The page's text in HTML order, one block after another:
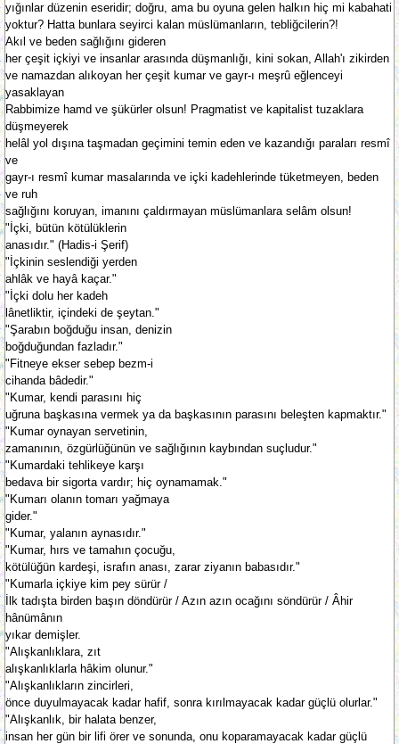
yığınlar düzenin eseridir; doğru, ama bu oyuna gelen halkın hiç mi kabahati
yoktur? Hatta bunlara seyirci kalan müslümanların, tebliğcilerin?!
Akıl ve beden sağlığını gideren
her çeşit içkiyi ve insanlar arasında düşmanlığı, kini sokan, Allah'ı zikirden
ve namazdan alıkoyan her çeşit kumar ve gayr-ı meşrû eğlenceyi
yasaklayan
Rabbimize hamd ve şükürler olsun! Pragmatist ve kapitalist tuzaklara
düşmeyerek
helâl yol dışına taşmadan geçimini temin eden ve kazandığı paraları resmî
ve
gayr-ı resmî kumar masalarında ve içki kadehlerinde tüketmeyen, beden
ve ruh
sağlığını koruyan, imanını çaldırmayan müslümanlara selâm olsun!
"İçki, bütün kötülüklerin
anasıdır." (Hadis-i Şerif)
"İçkinin seslendiği yerden
ahlâk ve hayâ kaçar."
"İçki dolu her kadeh
lânetliktir, içindeki de şeytan."
"Şarabın boğduğu insan, denizin
boğduğundan fazladır."
"Fitneye ekser sebep bezm-i
cihanda bâdedir."
"Kumar, kendi parasını hiç
uğruna başkasına vermek ya da başkasının parasını beleşten kapmaktır."
"Kumar oynayan servetinin,
zamanının, özgürlüğünün ve sağlığının kaybından suçludur."
"Kumardaki tehlikeye karşı
bedava bir sigorta vardır; hiç oynamamak."
"Kumarı olanın tomarı yağmaya
gider."
"Kumar, yalanın aynasıdır."
"Kumar, hırs ve tamahın çocuğu,
kötülüğün kardeşi, israfın anası, zarar ziyanın babasıdır."
"Kumarla içkiye kim pey sürür /
İlk tadışta birden başın döndürür / Azın azın ocağını söndürür / Âhir
hânümânın
yıkar demişler.
"Alışkanlıklara, zıt
alışkanlıklarla hâkim olunur."
"Alışkanlıkların zincirleri,
önce duyulmayacak kadar hafif, sonra kırılmayacak kadar güçlü olurlar."
"Alışkanlık, bir halata benzer,
insan her gün bir lifi örer ve sonunda, onu koparamayacak kadar güçlü